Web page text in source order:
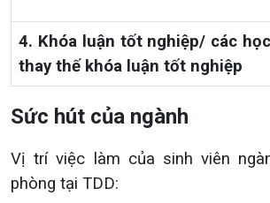
4. Khóa luận tốt nghiệp/ các
thay thế khóa luận tốt nghiệp
Sức hút của ngành
Vị trí việc làm của sinh viên
phòng tại TDD: